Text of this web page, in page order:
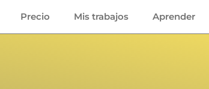
Precio Mis trabajos Aprender